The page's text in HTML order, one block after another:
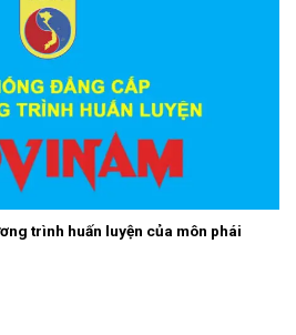
trình huấn luyện của môn phái